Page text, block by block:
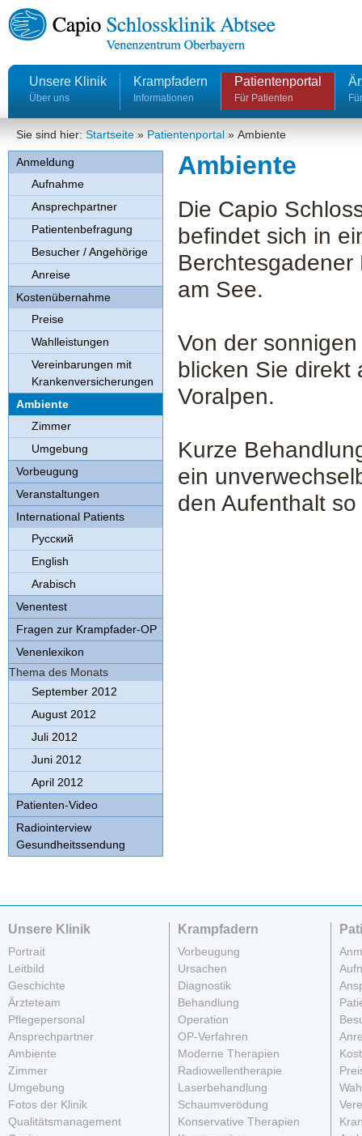
Unsere Klinik
Über uns
Krampfadern
Informationen
Patientenportal
Für Patienten
Sie sind hier: Startseite » Patientenportal » Ambiente
Anmeldung
Aufnahme
Ansprechpartner
Patientenbefragung
Besucher / Angehörige
Anreise
Kostenübernahme
Preise
Wahlleistungen
Vereinbarungen mit
Krankenversicherungen
Ambiente
Zimmer
Umgebung
Vorbeugung
Veranstaltungen
International Patients
Русский
English
Arabisch
Venentest
Fragen zur Krampfader-OP
Venenlexikon
Thema des Monats
September 2012
August 2012
Juli 2012
Juni 2012
April 2012
Patienten-Video
Radiointerview
Gesundheitssendung
Ambiente
Die Capio
befindet sich in
am See.
Von der
blicken Sie direkt
Voralpen.
Kurze
ein
den Aufenthalt
Unsere Klinik
Portrait
Leitbild
Geschichte
Ärzteteam
Pflegepersonal
Ansprechpartner
Ambiente
Zimmer
Umgebung
Fotos der Klinik
Qualitätsmanagement
Krampfadern
Vorbeugung
Ursachen
Diagnostik
Behandlung
Operation
OP-Verfahren
Moderne Therapien
Radiowellentherapie
Laserbehandlung
Schaumverödung
Konservative Therapien